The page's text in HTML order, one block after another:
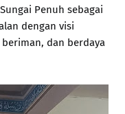
Penuh sebagai
dengan visi
dan berdaya